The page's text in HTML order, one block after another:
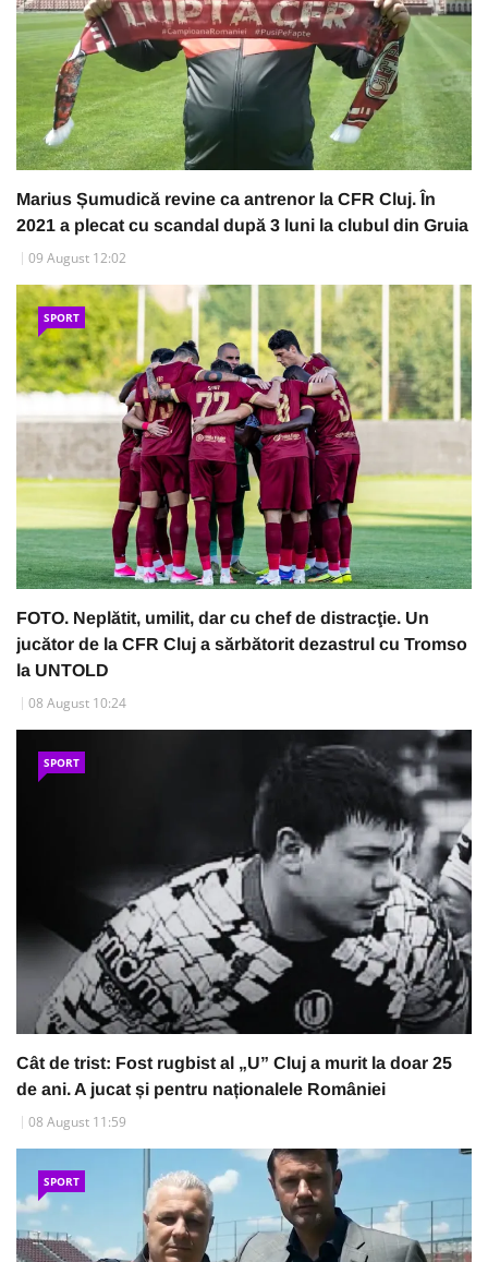
Marius Șumudică revine ca antrenor la CFR Cluj. În
2021 a plecat cu scandal după 3 luni la clubul din Gruia
09 August 12:02
SPORT
FOTO. Neplătit, umilit, dar cu chef de distracţie. Un
jucător de la CFR Cluj a sărbătorit dezastrul cu Tromso
la UNTOLD
08 August 10:24
SPORT
Cât de trist: Fost rugbist al „U” Cluj a murit la doar 25
de ani. A jucat și pentru naționalele României
08 August 11:59
SPORT